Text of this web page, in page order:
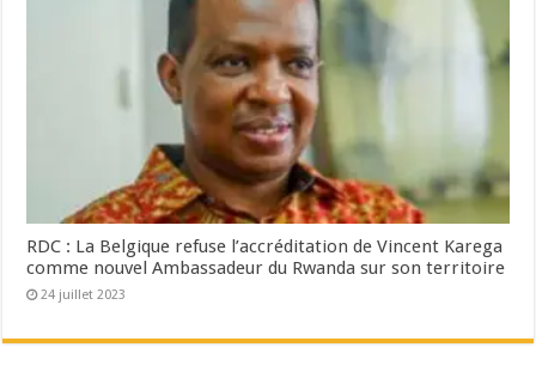
RDC : La Belgique refuse l’accréditation de Vincent Karega
comme nouvel Ambassadeur du Rwanda sur son territoire
24 juillet 2023